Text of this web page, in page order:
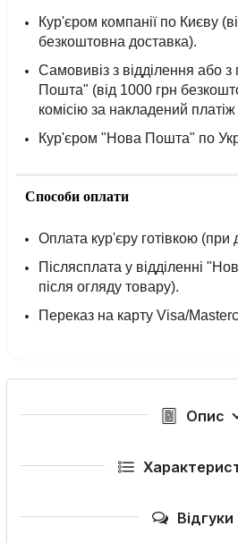
Кур'єром компанії по Києву
безкоштовна доставка).
Самовивіз з відділення або
Пошта" (від 1000 грн
комісію за накладений
Кур'єром "Нова Пошта" по
Способи оплати
Оплата кур'єру готівкою (при
Післясплата у відділенні
після огляду товару).
Переказ на карту Visa/
Опис
Відгуки